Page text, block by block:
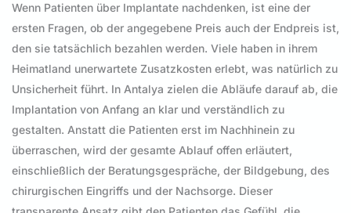
Wenn Patienten über Implantate nachdenken, ist eine der
ersten Fragen, ob der angegebene Preis auch der Endpreis ist,
den sie tatsächlich bezahlen werden. Viele haben in ihrem
Heimatland unerwartete Zusatzkosten erlebt, was natürlich zu
Unsicherheit führt. In Antalya zielen die Abläufe darauf ab, die
Implantation von Anfang an klar und verständlich zu
gestalten. Anstatt die Patienten erst im Nachhinein zu
überraschen, wird der gesamte Ablauf offen erläutert,
einschließlich der Beratungsgespräche, der Bildgebung, des
chirurgischen Eingriffs und der Nachsorge. Dieser